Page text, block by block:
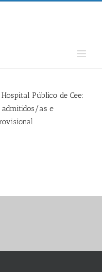
Público de Cee:
as e